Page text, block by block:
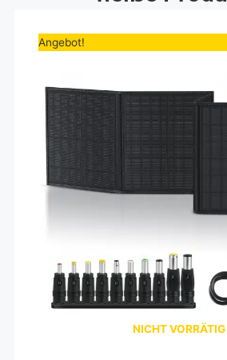
Angebot!
NICHT VORRÄTIG
Preis
war:
Preis
ist: